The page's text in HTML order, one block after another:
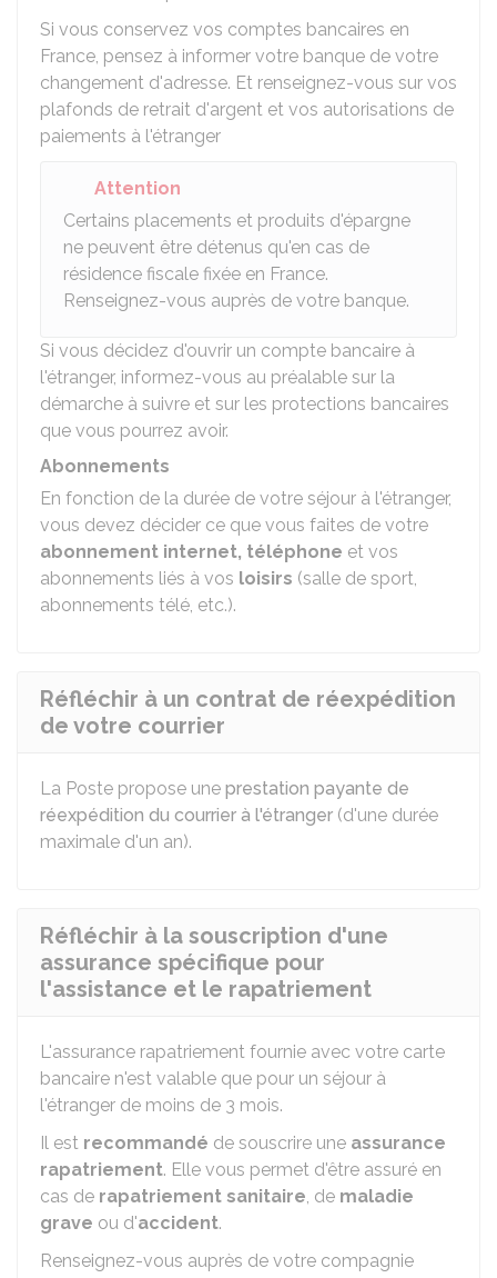
Si vous conservez vos comptes bancaires en
France, pensez à informer votre banque de votre
changement d'adresse. Et renseignez-vous sur vos
plafonds de retrait d'argent et vos autorisations de
paiements à l'étranger
Attention
Certains placements et produits d'épargne
ne peuvent être détenus qu'en cas de
résidence fiscale fixée en France.
Renseignez-vous auprès de votre banque.
Si vous décidez d'ouvrir un compte bancaire à
l'étranger, informez-vous au préalable sur la
démarche à suivre et sur les protections bancaires
que vous pourrez avoir.
Abonnements
En fonction de la durée de votre séjour à l'étranger,
vous devez décider ce que vous faites de votre
abonnement internet, téléphone et vos
abonnements liés à vos loisirs (salle de sport,
abonnements télé, etc.).
Réfléchir à un contrat de réexpédition
de votre courrier
La Poste propose une prestation payante de
réexpédition du courrier à l'étranger (d'une durée
maximale d'un an).
Réfléchir à la souscription d'une
assurance spécifique pour
l'assistance et le rapatriement
L'assurance rapatriement fournie avec votre carte
bancaire n'est valable que pour un séjour à
l'étranger de moins de 3 mois.
Il est recommandé de souscrire une assurance
rapatriement. Elle vous permet d'être assuré en
cas de rapatriement sanitaire, de maladie
grave ou d'accident.
Renseignez-vous auprès de votre compagnie